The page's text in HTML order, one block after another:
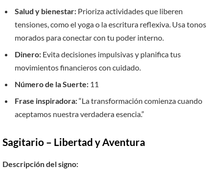
Salud y bienestar: Prioriza actividades que liberen
tensiones, como el yoga o la escritura reflexiva. Usa tonos
morados para conectar con tu poder interno.
Dinero: Evita decisiones impulsivas y planifica tus
movimientos financieros con cuidado.
Número de la Suerte: 11
Frase inspiradora:“La transformación comienza cuando
aceptamos nuestra verdadera esencia.”
Sagitario – Libertad y Aventura
Descripción del signo: